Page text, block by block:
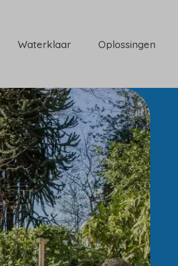
Waterklaar Oplossingen